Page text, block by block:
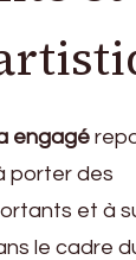
engagé
porter des
et à
le cadre